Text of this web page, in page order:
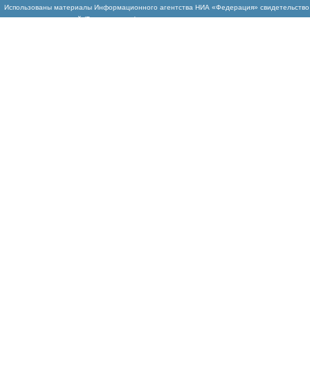
Использованы материалы Информационного агентства НИА «Федерация»
массовых коммуникаций (Роскомнадзор)